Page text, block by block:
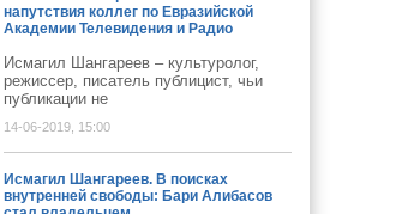
напутствия коллег по Евразийской
Академии Телевидения и Радио
Исмагил Шангареев – культуролог,
режиссер, писатель публицист, чьи
публикации не
14-06-2019, 15:00
Исмагил Шангареев. В поисках
внутренней свободы: Бари Алибасов